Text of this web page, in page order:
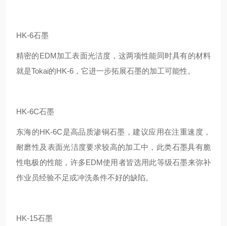
HK-6石墨
精密的EDM加工表面光洁度，这两项性能同时具有的材料
就是Tokai的HK-6，它进一步拓展石墨的加工可能性。
HK-6C石墨
东海的HK-6C是高品质渗铜石墨，建议应用在注重速度，
耐磨性及表面光洁度要求较高的加工中，此类石墨具有脆
性电极的性能，许多EDM使用者皆选用此等级石墨来弥补
作业员经验不足或冲洗条件不好的缺陷。
HK-15石墨